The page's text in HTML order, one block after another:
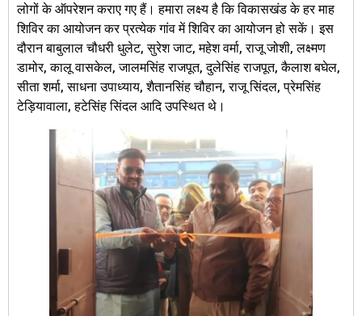
लोगों के ऑपरेशन कराए गए हैं। हमारा लक्ष्य है कि विकासखंड के हर माह
शिविर का आयोजन कर प्रत्येक गांव में शिविर का आयोजन हो सकें। इस
दौरान बाबुलाल चौधरी धुलेट, सुरेश जाट, महेश वर्मा, राजू जोशी, लक्ष्मण
डामोर, कालू वासकेल, जालमसिंह राजपूत, दुलेसिंह राजपूत, कैलाश बघेल,
सीता शर्मा, साधना उपाध्याय, शैतानसिंह चौहान, राजू सिंदल, प्रेमसिंह
टेड़ियावाला, हटेसिंह सिंदल आदि उपस्थित थे।